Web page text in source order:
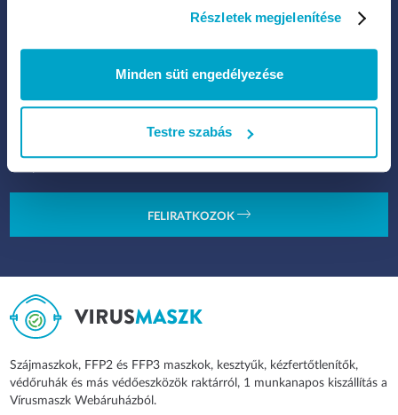
Részletek megjelenítése
Minden süti engedélyezése
Testre szabás
IRATKOZZ FEL HÍRLEVELÜNKRE:
Legfrissebb termékek, akciók és eladások
Kattints ide, ha hozzájárulsz ahhoz, hogy a Legal Beauty Kft.
FELIRATKOZOK
Szájmaszkok, FFP2 és FFP3 maszkok, kesztyűk, kézfertőtlenítők,
védőruhák és más védőeszközök raktárról, 1 munkanapos kiszállítás a
Vírusmaszk Webáruházból.